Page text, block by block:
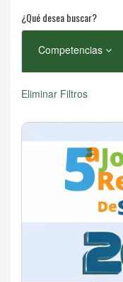
¿Qué desea buscar?
Competencias
Eliminar Filtros